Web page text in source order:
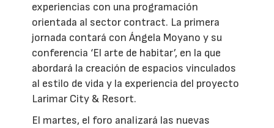
experiencias con una programación
orientada al sector contract. La primera
jornada contará con Ángela Moyano y su
conferencia ‘El arte de habitar’, en la que
abordará la creación de espacios vinculados
al estilo de vida y la experiencia del proyecto
Larimar City & Resort.
El martes, el foro analizará las nuevas